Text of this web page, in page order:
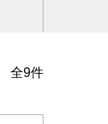
全9件